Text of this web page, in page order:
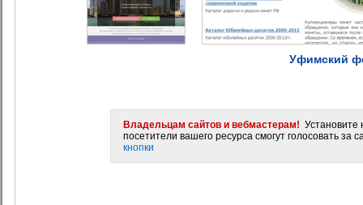
Уфимский
Владельцам сайтов и вебмастерам! Установите
посетители вашего ресурса смогут голосовать за
кнопки